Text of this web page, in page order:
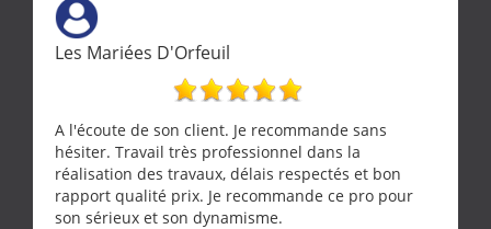
Les Mariées D'Orfeuil
A l'écoute de son client. Je recommande sans
hésiter. Travail très professionnel dans la
réalisation des travaux, délais respectés et bon
rapport qualité prix. Je recommande ce pro pour
son sérieux et son dynamisme.